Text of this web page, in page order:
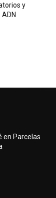
y
en Parcelas